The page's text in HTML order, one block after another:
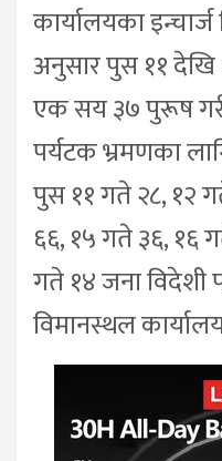
कार्यालयका
अनुसार पुस ११ देखि
एक सय ३७ पुरूष
पर्यटक भ्रमणका
पुस ११ गते २८, १२
६६, १५ गते ३६, १६
गते १४ जना विदेशी
विमानस्थल